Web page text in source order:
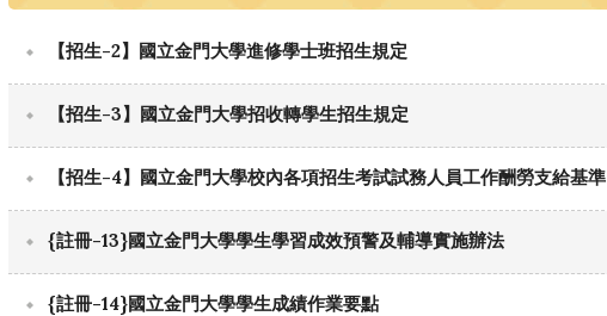
【招生-2】國立金門大學進修學士班招生規定
【招生-3】國立金門大學招收轉學生招生規定
【招生-4】國立金門大學校內各項招生考試試務人員工作酬勞支給基準
{註冊-13}國立金門大學學生學習成效預警及輔導實施辦法
{註冊-14}國立金門大學學生成績作業要點